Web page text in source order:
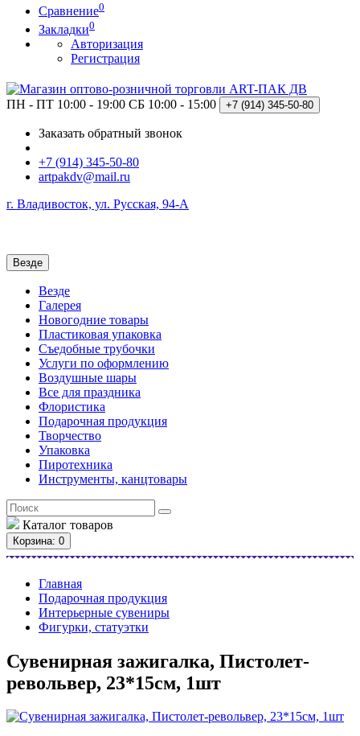
Сравнение0
Закладки0
Авторизация
Регистрация
ПН - ПТ 10:00 - 19:00 СБ 10:00 - 15:00 +7 (914) 345-50-80
Заказать обратный звонок
+7 (914) 345-50-80
artpakdv@mail.ru
г. Владивосток, ул. Русская, 94-А
Везде
Везде
Галерея
Новогодние товары
Пластиковая упаковка
Съедобные трубочки
Услуги по оформлению
Воздушные шары
Все для праздника
Флористика
Подарочная продукция
Творчество
Упаковка
Пиротехника
Инструменты, канцтовары
Каталог товаров
Корзина: 0
Главная
Подарочная продукция
Интерьерные сувениры
Фигурки, статуэтки
Сувенирная зажигалка, Пистолет-
револьвер, 23*15см, 1шт